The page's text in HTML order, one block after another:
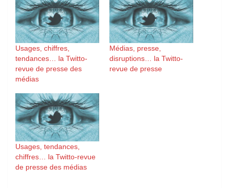
Usages, chiffres,
tendances… la Twitto-
revue de presse des
médias
Médias, presse,
disruptions… la Twitto-
revue de presse
Usages, tendances,
chiffres… la Twitto-revue
de presse des médias